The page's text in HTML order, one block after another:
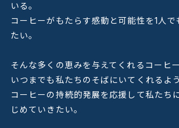
いる。
コーヒーがもたらす感動と可能性を1人
たい。
そんな多くの恵みを与えてくれるコーヒ
いつまでも私たちのそばにいてくれるよう
コーヒーの持続的発展を応援して私たち
じめていきたい。